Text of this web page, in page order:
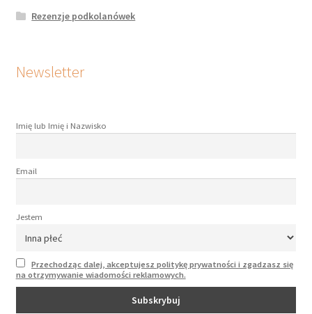
Rezenzje podkolanówek
Newsletter
Imię lub Imię i Nazwisko
Email
Jestem
Przechodząc dalej, akceptujesz politykę prywatności i zgadzasz się
na otrzymywanie wiadomości reklamowych.